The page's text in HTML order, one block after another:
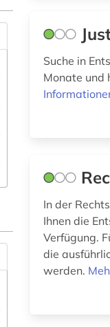
Suche in
Monate und
In der
Ihnen die
Verfügung.
die
werden.